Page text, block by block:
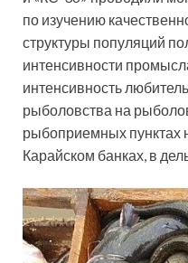
по изучению
структуры популяций
интенсивности
интенсивность
рыболовства на
рыбоприемных пунктах
Карайском банках, в